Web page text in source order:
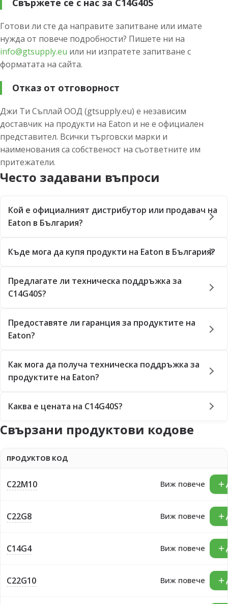
Готови ли сте да направите запитване или имате
нужда от повече подробности? Пишете ни на
info@gtsupply.eu или ни изпратете запитване с
форматата на сайта.
Отказ от отговорност
Джи Ти Съплай ООД (gtsupply.eu) е независим
доставчик на продукти на Eaton и не е официален
представител. Всички търговски марки и
наименования са собственост на съответните им
притежатели.
Често задавани въпроси
Кой е официалният дистрибутор или продавач на
Eaton в България?
Къде мога да купя продукти на Eaton в България?
Предлагате ли техническа поддръжка за
C14G40S?
Предоставяте ли гаранция за продуктите на
Eaton?
Как мога да получа техническа поддръжка за
продуктите на Eaton?
Каква е цената на C14G40S?
Свързани продуктови кодове
ПРОДУКТОВ КОД
C22M10 Виж повече
C22G8 Виж повече
C14G4 Виж повече
C22G10 Виж повече